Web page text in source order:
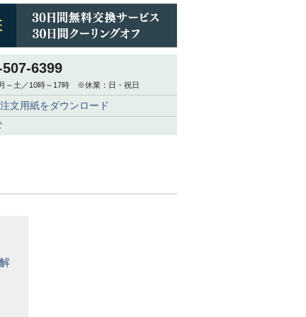
6399
～土／10時～17時 ※休業：日・祝日
文用紙をダウンロード